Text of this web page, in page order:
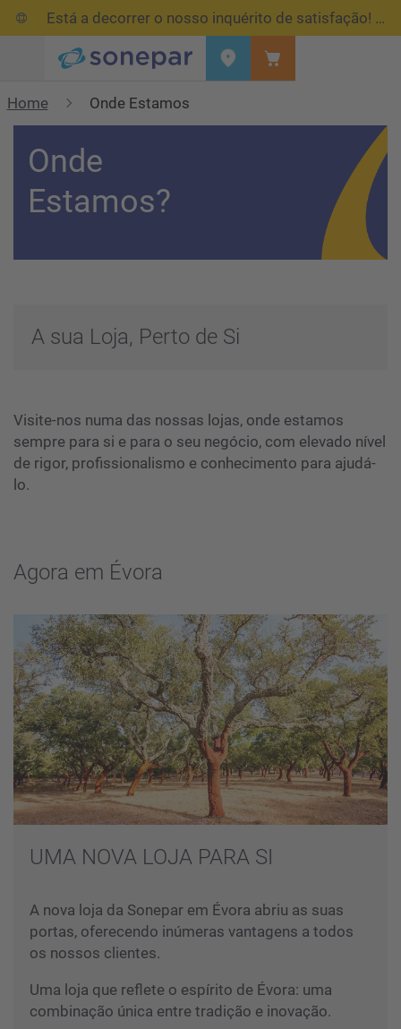
Está a decorrer o nosso inquérito de satisfação!
Home
Onde Estamos
Onde
Estamos?
A sua Loja, Perto de Si
Visite-nos numa das nossas lojas, onde estamos
sempre para si e para o seu negócio, com elevado nível
de rigor, profissionalismo e conhecimento para ajudá-
lo.
Agora em Évora
UMA NOVA LOJA PARA SI
A nova loja da Sonepar em Évora abriu as suas
portas, oferecendo inúmeras vantagens a todos
os nossos clientes.
Uma loja que reflete o espírito de Évora: uma
combinação única entre tradição e inovação.